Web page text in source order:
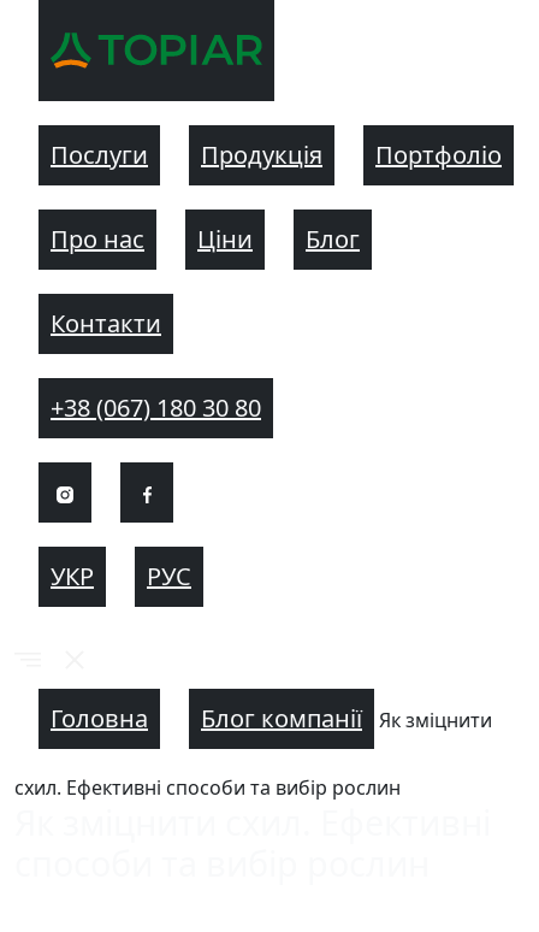
Послуги Продукція Портфоліо
Про нас Ціни Блог
Контакти
+38 (067) 180 30 80
УКР РУС
Головна Блог компанії Як зміцнити
схил. Ефективні способи та вибір рослин